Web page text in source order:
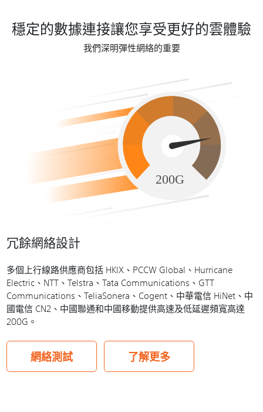
穩定的數據連接讓您享受更好的雲體驗
我們深明彈性網絡的重要
冗餘網絡設計
多個上行線路供應商包括 HKIX、PCCW Global、Hurricane
Electric、NTT、Telstra、Tata Communications、GTT
Communications、TeliaSonera、Cogent、中華電信 HiNet、中
國電信 CN2、中國聯通和中國移動提供高速及低延遲頻寬高達
200G。
網絡測試 了解更多